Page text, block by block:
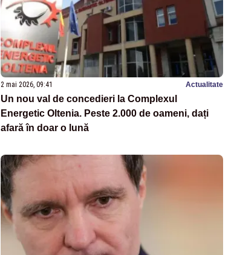
2 mai 2026, 09:41 Actualitate
Un nou val de concedieri la Complexul
Energetic Oltenia. Peste 2.000 de oameni, dați
afară în doar o lună